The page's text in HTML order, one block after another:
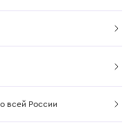
всей России